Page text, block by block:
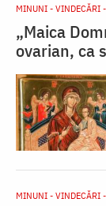
MINUNI - VINDECĂRI
„Maica
ovarian, ca
MINUNI - VINDECĂRI